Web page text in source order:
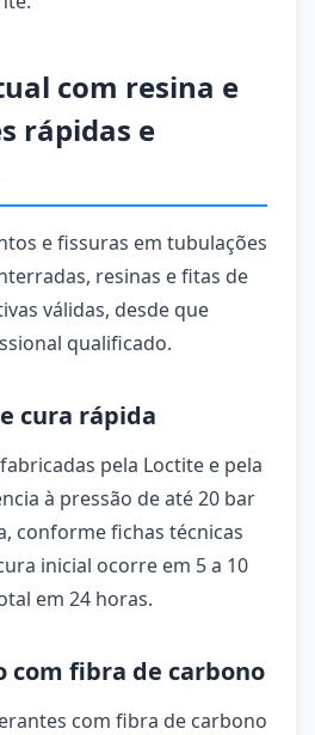
com resina e
rápidas e
e fissuras em tubulações
resinas e fitas de
válidas, desde que
qualificado.
cura rápida
pela Loctite e pela
à pressão de até 20 bar
conforme fichas técnicas
inicial ocorre em 5 a 10
em 24 horas.
com fibra de carbono
com fibra de carbono